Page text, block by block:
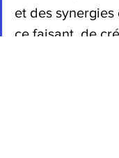
et des synergies
ce faisant, de